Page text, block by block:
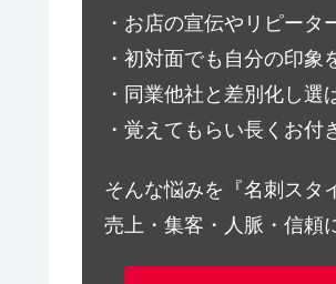
・お店の宣伝やリピータ
・初対面でも自分の印象
・同業他社と差別化し選
・覚えてもらい長くお付
そんな悩みを『名刺スタ
売上・集客・人脈・信頼